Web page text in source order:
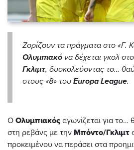
Ζορίζουν τα πράγματα στο «Γ.
Ολυμπιακό να δέχεται γκολ
Γκλιμτ, δυσκολεύοντας το…
στους «8» του Europa League.
Ο Ολυμπιακός αγωνίζεται για το…
στη ρεβάνς με την Μπόντο/Γκλιμτ
προκειμένου να περάσει στα